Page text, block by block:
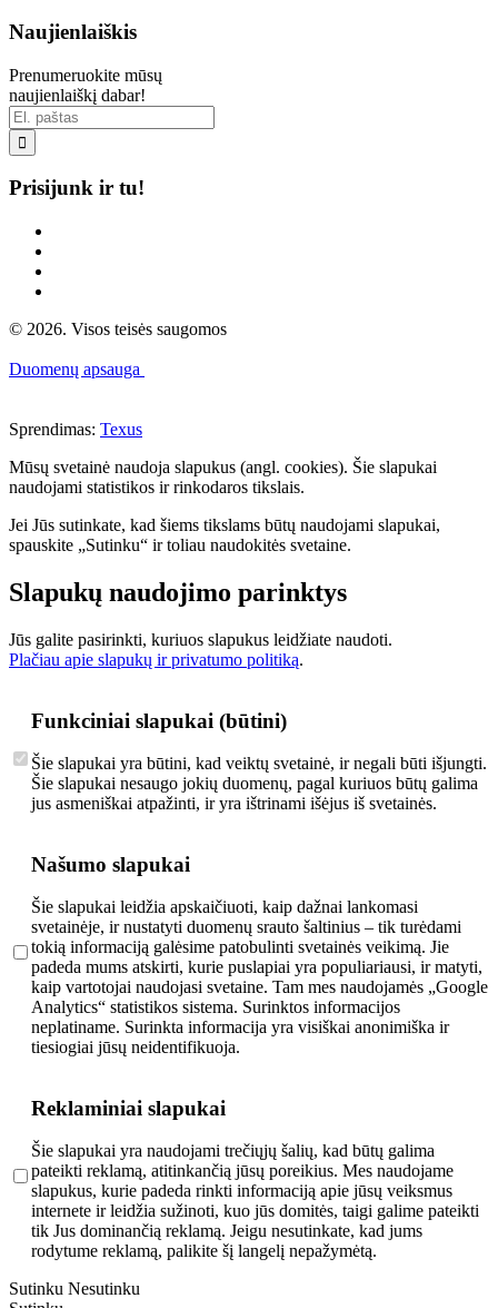
Naujienlaiškis
Prenumeruokite mūsų
naujienlaiškį dabar!

Prisijunk ir tu!
© 2026. Visos teisės saugomos
Duomenų apsauga
Sprendimas: Texus
Mūsų svetainė naudoja slapukus (angl. cookies). Šie slapukai
naudojami statistikos ir rinkodaros tikslais.
Jei Jūs sutinkate, kad šiems tikslams būtų naudojami slapukai,
spauskite „Sutinku“ ir toliau naudokitės svetaine.
Slapukų naudojimo parinktys
Jūs galite pasirinkti, kuriuos slapukus leidžiate naudoti.
Plačiau apie slapukų ir privatumo politiką.
Funkciniai slapukai (būtini)
Šie slapukai yra būtini, kad veiktų svetainė, ir negali būti išjungti.
Šie slapukai nesaugo jokių duomenų, pagal kuriuos būtų galima
jus asmeniškai atpažinti, ir yra ištrinami išėjus iš svetainės.
Našumo slapukai
Šie slapukai leidžia apskaičiuoti, kaip dažnai lankomasi
svetainėje, ir nustatyti duomenų srauto šaltinius – tik turėdami
tokią informaciją galėsime patobulinti svetainės veikimą. Jie
padeda mums atskirti, kurie puslapiai yra populiariausi, ir matyti,
kaip vartotojai naudojasi svetaine. Tam mes naudojamės „Google
Analytics“ statistikos sistema. Surinktos informacijos
neplatiname. Surinkta informacija yra visiškai anonimiška ir
tiesiogiai jūsų neidentifikuoja.
Reklaminiai slapukai
Šie slapukai yra naudojami trečiųjų šalių, kad būtų galima
pateikti reklamą, atitinkančią jūsų poreikius. Mes naudojame
slapukus, kurie padeda rinkti informaciją apie jūsų veiksmus
internete ir leidžia sužinoti, kuo jūs domitės, taigi galime pateikti
tik Jus dominančią reklamą. Jeigu nesutinkate, kad jums
rodytume reklamą, palikite šį langelį nepažymėtą.
Sutinku Nesutinku